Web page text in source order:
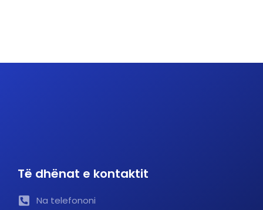
Të dhënat e kontaktit
Na telefononi